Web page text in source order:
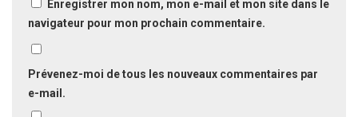
Enregistrer mon nom, mon e-mail et mon site dans le
navigateur pour mon prochain commentaire.
Prévenez-moi de tous les nouveaux commentaires par
e-mail.